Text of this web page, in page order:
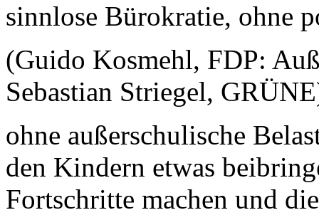
sinnlose Bürokratie, ohne
(Guido Kosmehl, FDP:
Sebastian Striegel,
ohne außerschulische
den Kindern etwas
Fortschritte machen und